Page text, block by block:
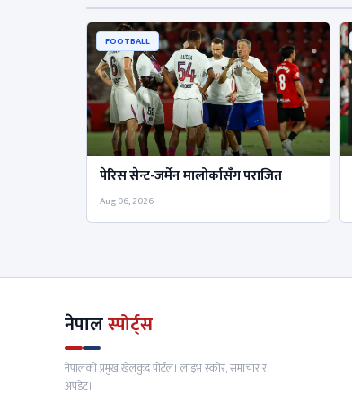
FOOTBALL
पेरिस सेन्ट-जर्मेन मालोर्कासँग पराजित
Aug 06, 2026
नेपालस्पोर्ट्स
नेपालको प्रमुख खेलकुद पोर्टल। लाइभ स्कोर, समाचार र
अपडेट।